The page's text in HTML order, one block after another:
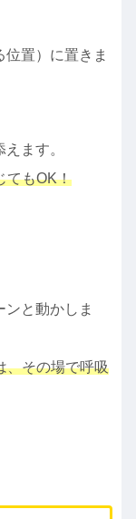
位置）に置きま
ます。
てもOK！
と動かしま
、その場で呼吸